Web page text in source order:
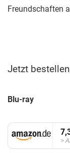
Freundschaften
Jetzt bestellen
Blu-ray